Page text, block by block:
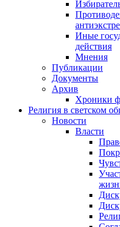
Иные
действия
Мнения
Публикации
Документы
Архив
Хроники
Религия в светском
Новости
Власти